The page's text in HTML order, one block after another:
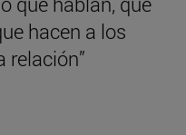
hacen a los
relación”